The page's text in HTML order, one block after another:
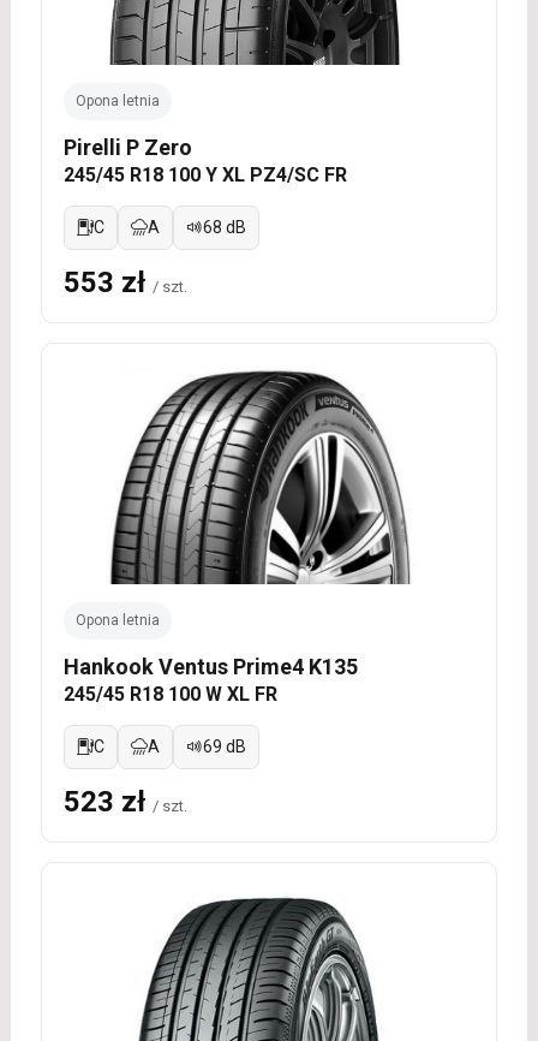
Opona letnia
Pirelli P Zero
245/45 R18 100 Y XL PZ4/SC FR
C A 68 dB
553 zł / szt.
Opona letnia
Hankook Ventus Prime4 K135
245/45 R18 100 W XL FR
C A 69 dB
523 zł / szt.